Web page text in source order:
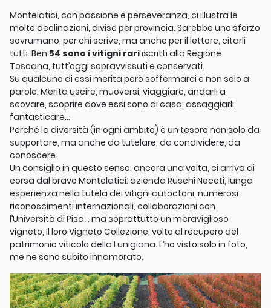
Montelatici, con passione e perseveranza, ci illustra le
molte declinazioni, divise per provincia. Sarebbe uno sforzo
sovrumano, per chi scrive, ma anche per il lettore, citarli
tutti. Ben 54 sono i vitigni rariiscritti alla Regione
Toscana, tutt’oggi sopravvissuti e conservati.
Su qualcuno di essi merita però soffermarci e non solo a
parole. Merita uscire, muoversi, viaggiare, andarli a
scovare, scoprire dove essi sono di casa, assaggiarli,
fantasticare…
Perché la diversità (in ogni ambito) è un tesoro non solo da
supportare, ma anche da tutelare, da condividere, da
conoscere.
Un consiglio in questo senso, ancora una volta, ci arriva di
corsa dal bravo Montelatici: azienda Ruschi Noceti, lunga
esperienza nella tutela dei vitigni autoctoni, numerosi
riconoscimenti internazionali, collaborazioni con
l’Università di Pisa… ma soprattutto un meraviglioso
vigneto, il loro Vigneto Collezione, volto al recupero del
patrimonio viticolo della Lunigiana. L’ho visto solo in foto,
me ne sono subito innamorato.